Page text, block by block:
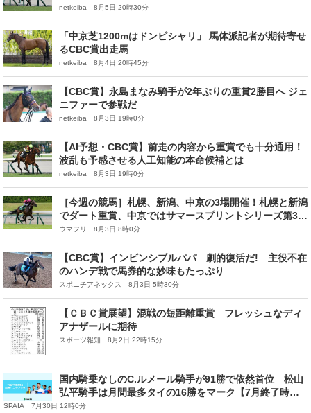
netkeiba 8月5日 20時30分
「中京芝1200mはドンピシャリ」 馬体派記者が期待寄せ
るCBC賞出走馬
netkeiba 8月4日 20時45分
【CBC賞】永島まなみ騎手が2年ぶりの重賞2勝目へ ジェ
ニファーで参戦だ
netkeiba 8月3日 19時0分
【AI予想・CBC賞】前走の内容から重賞でも十分通用！
波乱も予感させる人工知能の本命候補とは
netkeiba 8月3日 19時0分
［今週の競馬］札幌、新潟、中京の3場開催！札幌と新潟
でダート重賞、中京ではサマースプリントシリーズ第3戦
が開催！
ウマフリ 8月3日 8時0分
【CBC賞】インビンシブルパパ 劇的復活だ! 主役不在
のハンデ戦で馬券的な妙味もたっぷり
スポニチアネックス 8月3日 5時30分
【ＣＢＣ賞展望】混戦の短距離重賞 フレッシュなディ
アナザールに期待
スポーツ報知 8月2日 22時15分
国内騎乗なしのC.ルメール騎手が91勝で依然首位 松山
弘平騎手は月間最多タイの16勝をマーク【7月終了時の
騎手リーディング】
SPAIA 7月30日 12時0分